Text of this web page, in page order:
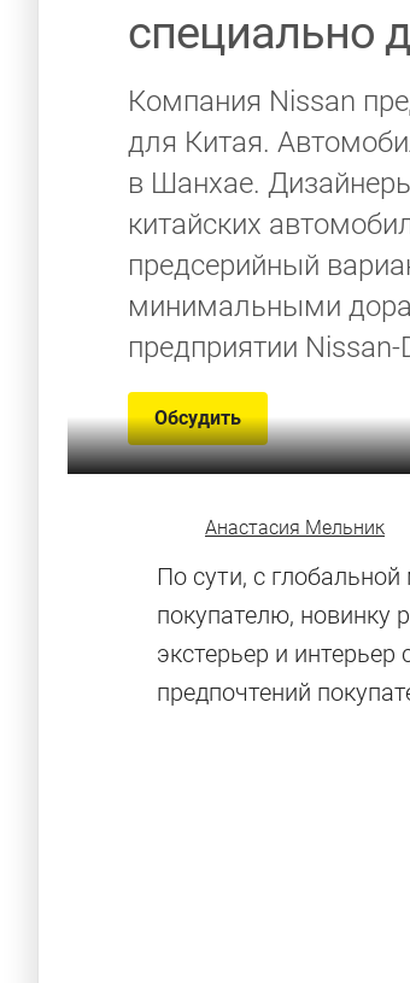
специально
Компания Nissan
для Китая.
в Шанхае.
китайских
предсерийный
минимальными
предприятии
Обсудить
Анастасия Мельник
По сути, с
покупателю, новинку
экстерьер и
предпочтений